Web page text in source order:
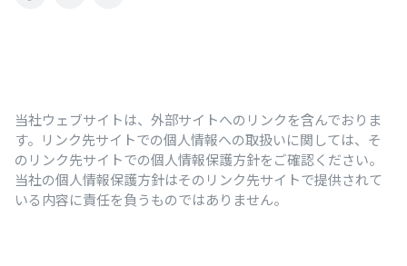
当社ウェブサイトは、外部サイトへのリンクを含んでおりま
す。リンク先サイトでの個人情報への取扱いに関しては、そ
のリンク先サイトでの個人情報保護方針をご確認ください。
当社の個人情報保護方針はそのリンク先サイトで提供されて
いる内容に責任を負うものではありません。